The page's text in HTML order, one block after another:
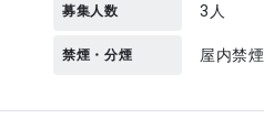
募集人数 3人
禁煙・分煙 屋内禁煙